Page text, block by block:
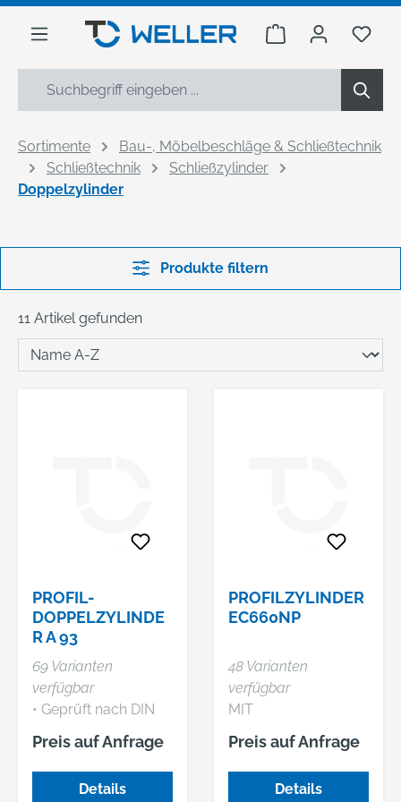
springen
Warenkorb Du
Sortimente
Bau-, Möbelbeschläge & Schließtechnik
Schließtechnik
Schließzylinder
Doppelzylinder
Produkte filtern
11 Artikel gefunden
PROFIL-
DOPPELZYLINDE
R A 93
69 Varianten
verfügbar
• Geprüft nach DIN
EN 1303
(160B0C6A/C * ) und
DIN18252 (M04A/C *
0/FZG); ISO
Preis auf Anfrage
Details
PROFILZYLINDER
EC660NP
48 Varianten
verfügbar
MIT
SICHERUNGSKARTE
UND
ANBOHRSCHUTZ
Unser Türzylinder
Preis auf Anfrage
Details